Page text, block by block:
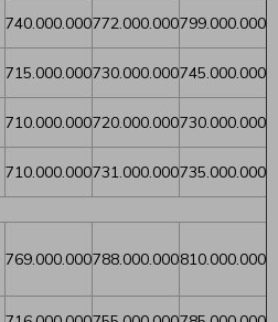
740.000.000772.000.000799.000.000
715.000.000730.000.000745.000.000
710.000.000720.000.000730.000.000
710.000.000731.000.000735.000.000
769.000.000788.000.000810.000.000